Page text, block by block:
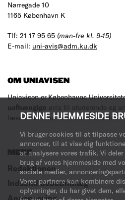
DENNE HJEMMESIDE
Vi bruger cookies til at tilpasse
annoncer, til at vise dig
at analysere vores trafik. Vi
brug af vores hjemmeside med
sociale medier,
Vores partnere kan kombinere
oplysninger, du har givet dem,
Nørregade 10
1165 København K
Tlf: 21 17 95 65 (man-fre kl. 9-15)
E-mail: uni-avis@adm.ku.dk
OM UNIAVISEN
Uniavisen er Københavns
uafhængige avis til studerende og
læse med.Læs mere om avisen her.
MERE
Redaktionen
Indsend debatindlæg
Annoncering